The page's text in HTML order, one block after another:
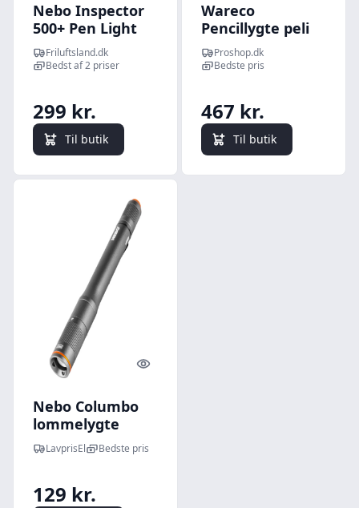
Nebo Inspector
500+ Pen Light
Rechargeable
Friluftsland.dk
Bedst af 2 priser
299 kr.
Til butik
Wareco
Pencillygte peli
1910 led, sort
Proshop.dk
Bedste pris
467 kr.
Til butik
Quick look
Nebo Columbo
lommelygte
LavprisEl Bedste pris
129 kr.